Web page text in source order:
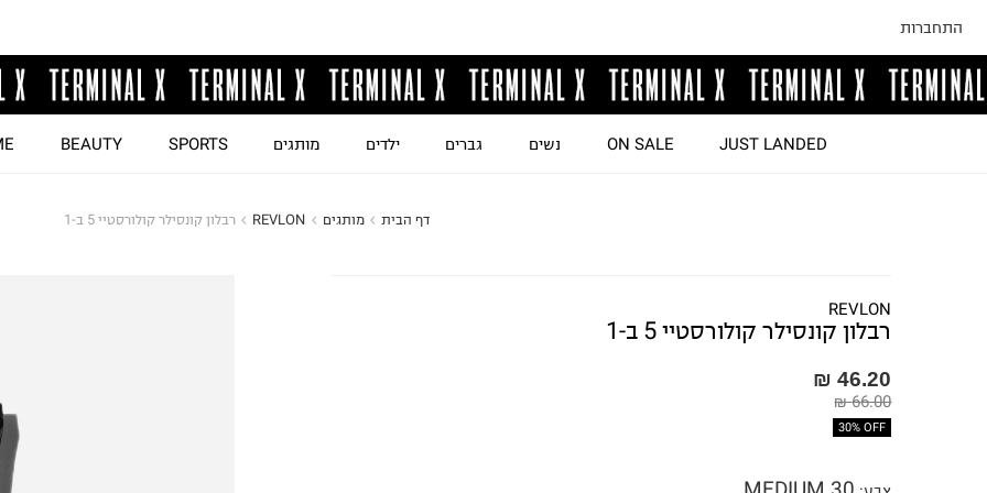
התחברות
JUST LANDED
ON SALE נשים גברים ילדים מותגים SPORTS
BEAUTY
דף הבית מותגים REVLON רבלון קונסילר קולורסטיי 5 ב-1
REVLON
רבלון קונסילר קולורסטיי 5 ב-1
46.20 ₪
66.00 ₪
30% OFF